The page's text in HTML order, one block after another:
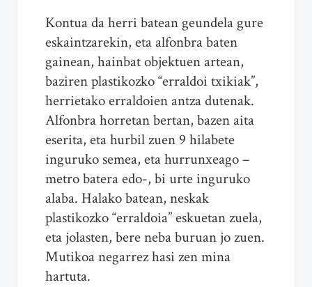
Kontua da herri batean geundela gure
eskaintzarekin, eta alfonbra baten
gainean, hainbat objektuen artean,
baziren plastikozko “erraldoi txikiak”,
herrietako erraldoien antza dutenak.
Alfonbra horretan bertan, bazen aita
eserita, eta hurbil zuen 9 hilabete
inguruko semea, eta hurrunxeago –
metro batera edo-, bi urte inguruko
alaba. Halako batean, neskak
plastikozko “erraldoia” eskuetan zuela,
eta jolasten, bere neba buruan jo zuen.
Mutikoa negarrez hasi zen mina
hartuta.